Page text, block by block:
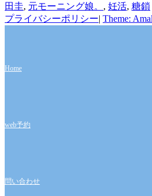
田圭, 元モーニング娘。 , 妊活, 糖鎖
プライバシーポリシー| Theme:
Home
web予約
問い合わせ